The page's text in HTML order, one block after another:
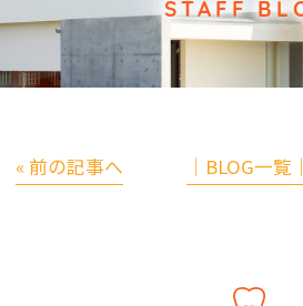
STAFF
« 前の記事へ │BLOG一覧│